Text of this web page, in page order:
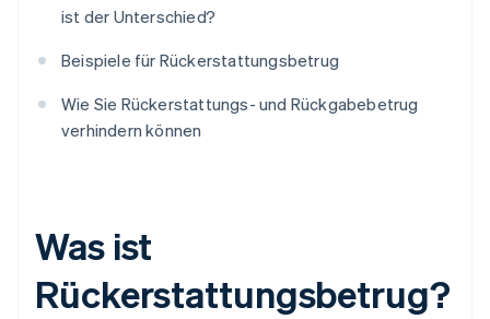
ist der Unterschied?
Beispiele für Rückerstattungsbetrug
Wie Sie Rückerstattungs- und Rückgabebetrug
verhindern können
Was ist
Rückerstattungsbetrug?